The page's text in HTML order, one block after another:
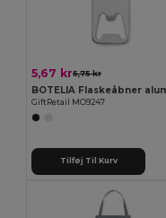
5,67 kr5,75 kr
GiftRetail MO9247
Tilføj Til Kurv